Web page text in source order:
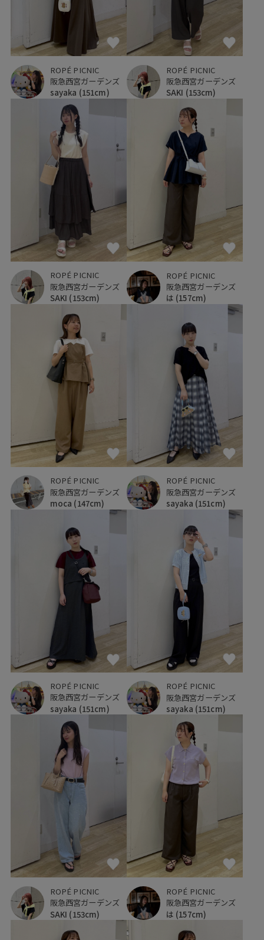
ROPÉ PICNIC
阪急西宮ガーデンズ
sayaka (151cm)
ROPÉ PICNIC
阪急西宮ガーデンズ
SAKI (153cm)
ROPÉ PICNIC
阪急西宮ガーデンズ
SAKI (153cm)
ROPÉ PICNIC
阪急西宮ガーデンズ
は (157cm)
ROPÉ PICNIC
阪急西宮ガーデンズ
moca (147cm)
ROPÉ PICNIC
阪急西宮ガーデンズ
sayaka (151cm)
ROPÉ PICNIC
阪急西宮ガーデンズ
sayaka (151cm)
ROPÉ PICNIC
阪急西宮ガーデンズ
sayaka (151cm)
ROPÉ PICNIC
阪急西宮ガーデンズ
SAKI (153cm)
ROPÉ PICNIC
阪急西宮ガーデンズ
は (157cm)